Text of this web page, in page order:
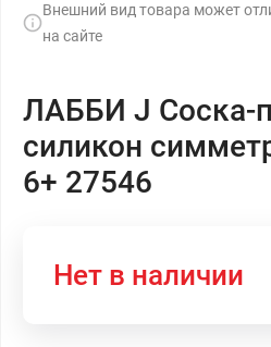
Внешний вид товара может
на сайте
ЛАББИ J Соска-
силикон
6+ 27546
Нет в наличии